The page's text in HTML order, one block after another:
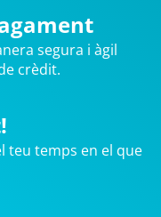
segura i àgil
crèdit.
teu temps en el que